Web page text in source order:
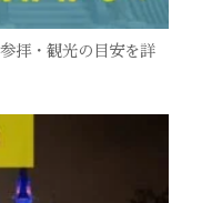
拝・観光の目安を詳